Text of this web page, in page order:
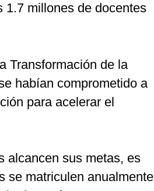
1.7 millones de docentes
Transformación de la
habían comprometido a
para acelerar el
alcancen sus metas, es
se matriculen anualmente